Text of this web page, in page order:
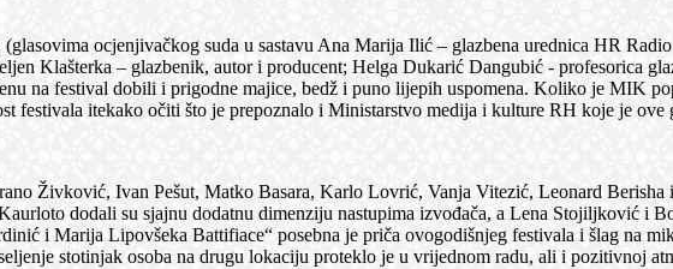
ocjenjivačkog suda u sastavu Ana Marija Ilić – glazbena urednica HR Radio
Klašterka – glazbenik, autor i producent; Helga Dukarić Dangubić - profesorica
na festival dobili i prigodne majice, bedž i puno lijepih uspomena. Koliko je MIK
festivala itekako očiti što je prepoznalo i Ministarstvo medija i kulture RH koje je
Ivan Pešut, Matko Basara, Karlo Lovrić, Vanja Vitezić, Leonard Berisha i
dodali su sjajnu dodatnu dimenziju nastupima izvođača, a Lena Stojiljković i
i Marija Lipovšeka Battifiace“ posebna je priča ovogodišnjeg festivala i šlag na
stotinjak osoba na drugu lokaciju proteklo je u vrijednom radu, ali i pozitivnoj